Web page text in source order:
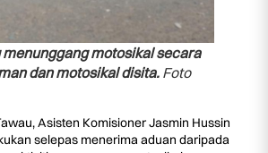
menunggang motosikal secara
dan motosikal disita. Foto
Asisten Komisioner Jasmin Hussin
selepas menerima aduan daripada